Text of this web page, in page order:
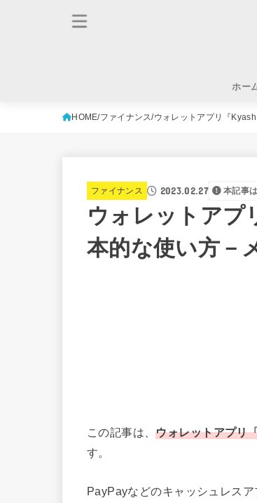
ホー
HOME ファイナンス ウォレットアプリ『
ファイナンス 2023.02.27 本記事
ウォレットアプ
本的な使い方－
この記事は、ウォレットアプリ
す。
PayPayなどのキャッシュレス